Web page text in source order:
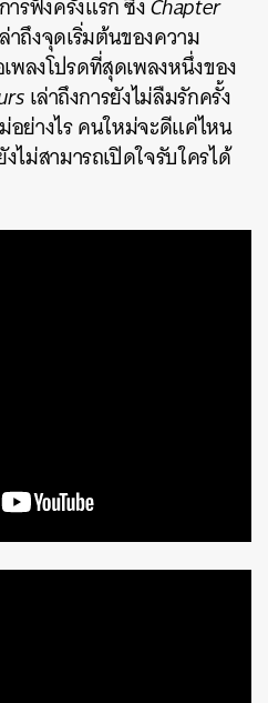
าถึงจุดเริ่มต้นของความ
พลงโปรดที่สุดเพลงหนึ่งของ
เล่าถึงการยังไม่ลืมรักครั้ง
อย่างไร คนใหม่จะดีแค่ไหน
ไม่สามารถเปิดใจรับใครได้